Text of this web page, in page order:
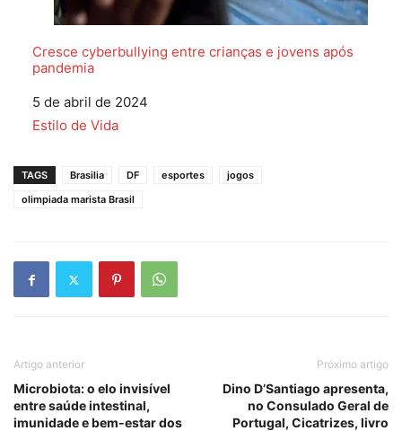
Cresce cyberbullying entre crianças e jovens após
pandemia
Data
5 de abril de 2024
Em relação a
Estilo de Vida
TAGS Brasilia DF esportes
jogos
olimpiada marista Brasil
Artigo anterior
Microbiota: o elo invisível
entre saúde intestinal,
imunidade e bem-estar dos
Próximo artigo
Dino D’Santiago apresenta,
no Consulado Geral de
Portugal, Cicatrizes, livro